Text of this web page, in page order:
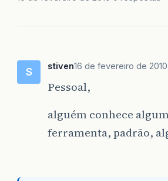
S stiven16 de fevereiro de 2010
Pessoal,
alguém conhece
ferramenta, padrão,